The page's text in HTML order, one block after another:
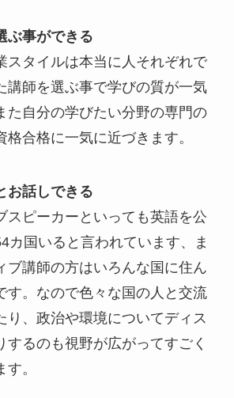
ぶ事ができる
スタイルは本当に人それぞれで
講師を選ぶ事で学びの質が一気
た自分の学びたい分野の専門の
格合格に一気に近づきます。
お話しできる
スピーカーといっても英語を公
カ国いると言われています、ま
ブ講師の方はいろんな国に住ん
す。なので色々な国の人と交流
り、政治や環境についてディス
するのも視野が広がってすごく
。